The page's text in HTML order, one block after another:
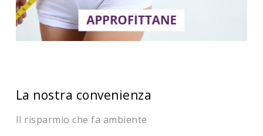
La nostra convenienza
Il risparmio che fa ambiente